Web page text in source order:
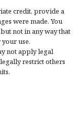
credit, provide a
were made. You
not in any way that
use.
not apply legal
restrict others